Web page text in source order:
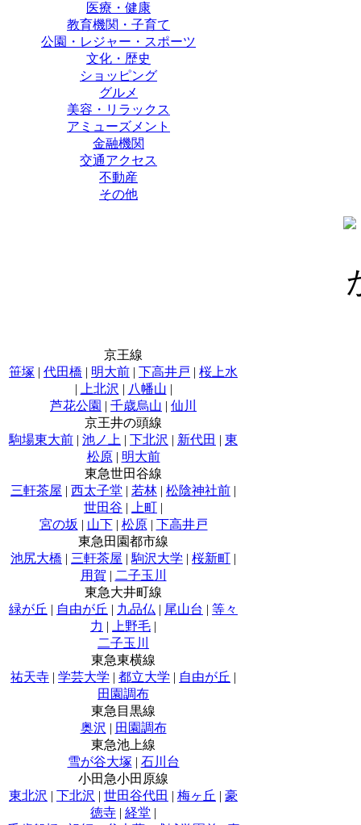
医療・健康
教育機関・子育て
公園・レジャー・スポーツ
文化・歴史
ショッピング
グルメ
美容・リラックス
アミューズメント
金融機関
交通アクセス
不動産
その他
京王線
笹塚 | 代田橋 | 明大前 | 下高井戸 | 桜上水
|
上北沢 | 八幡山 |
芦花公園 | 千歳烏山 | 仙川
京王井の頭線
駒場東大前 | 池ノ上 | 下北沢 | 新代田 | 東
松原| 明大前
東急世田谷線
三軒茶屋 | 西太子堂 | 若林 | 松陰神社前 |
世田谷 | 上町 |
宮の坂 | 山下| 松原| 下高井戸
東急田園都市線
池尻大橋 | 三軒茶屋 | 駒沢大学 | 桜新町 |
用賀 | 二子玉川
東急大井町線
緑が丘 | 自由が丘 | 九品仏 | 尾山台 | 等々
力 | 上野毛 |
二子玉川
東急東横線
祐天寺 | 学芸大学 | 都立大学 | 自由が丘 |
田園調布
東急目黒線
奥沢 | 田園調布
東急池上線
雪が谷大塚 | 石川台
小田急小田原線
東北沢 | 下北沢 | 世田谷代田 | 梅ヶ丘 | 豪
徳寺 | 経堂 |